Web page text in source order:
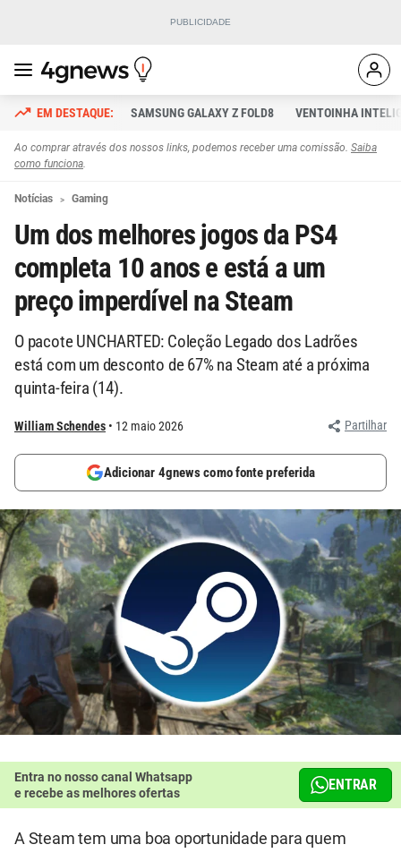
SAMSUNG GALAXY Z FOLD8 VENTOINHA
Ao comprar através dos nossos links, podemos receber uma comissão. Saiba
como funciona.
Notícias Gaming
Um dos melhores jogos da PS4
completa 10 anos e está a um
preço imperdível na Steam
O pacote UNCHARTED: Coleção Legado dos Ladrões
está com um desconto de 67% na Steam até a próxima
quinta-feira (14).
William Schendes 12 maio 2026 Partilhar
Adicionar 4gnews como fonte preferida
Entra no nosso canal Whatsapp
e recebe as melhores ofertas
ENTRAR
A Steam tem uma boa oportunidade para quem